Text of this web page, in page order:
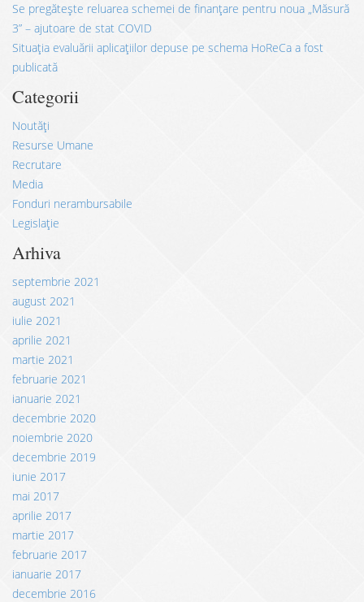
Se pregătește reluarea schemei de finanțare pentru noua „Măsură
3” – ajutoare de stat COVID
Situația evaluării aplicațiilor depuse pe schema HoReCa a fost
publicată
Categorii
Noutăți
Resurse Umane
Recrutare
Media
Fonduri nerambursabile
Legislație
Arhiva
septembrie 2021
august 2021
iulie 2021
aprilie 2021
martie 2021
februarie 2021
ianuarie 2021
decembrie 2020
noiembrie 2020
decembrie 2019
iunie 2017
mai 2017
aprilie 2017
martie 2017
februarie 2017
ianuarie 2017
decembrie 2016